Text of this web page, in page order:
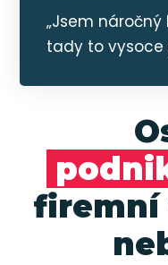
„Jsem
tady to vysoce
firemní